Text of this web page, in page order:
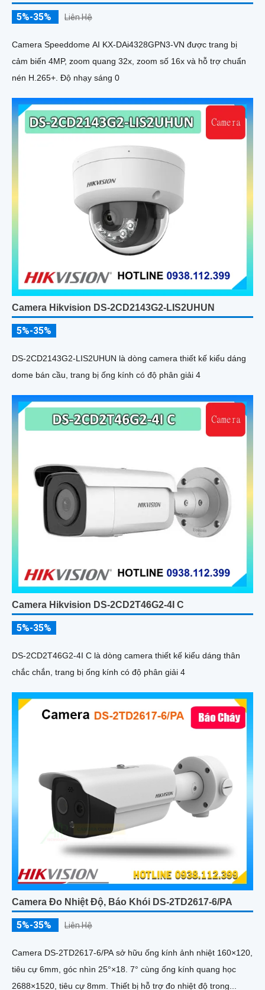
5%-35% Liên Hệ
Camera Speeddome AI KX-DAi4328GPN3-VN được trang bị
cảm biến 4MP, zoom quang 32x, zoom số 16x và hỗ trợ chuẩn
nén H.265+. Độ nhạy sáng 0
Camera Hikvision DS-2CD2143G2-LIS2UHUN
5%-35%
DS-2CD2143G2-LIS2UHUN là dòng camera thiết kế kiểu dáng
dome bán cầu, trang bị ống kính có độ phân giải 4
Camera Hikvision DS-2CD2T46G2-4I C
5%-35%
DS-2CD2T46G2-4I C là dòng camera thiết kế kiểu dáng thân
chắc chắn, trang bị ống kính có độ phân giải 4
Camera Đo Nhiệt Độ, Báo Khói DS-2TD2617-6/PA
5%-35% Liên Hệ
Camera DS-2TD2617-6/PA sở hữu ống kính ảnh nhiệt 160×120,
tiêu cự 6mm, góc nhìn 25°×18. 7° cùng ống kính quang học
2688×1520, tiêu cự 8mm. Thiết bị hỗ trợ đo nhiệt độ trong...